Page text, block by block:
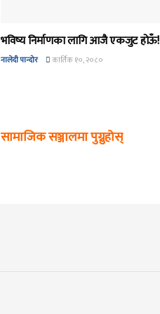
भविष्य निर्माणका लागि आजै एकजुट होऊँ!
नालेदी पान्दोर कार्तिक १०, २०८०
सामाजिक सञ्जालमा पुग्नुहोस्